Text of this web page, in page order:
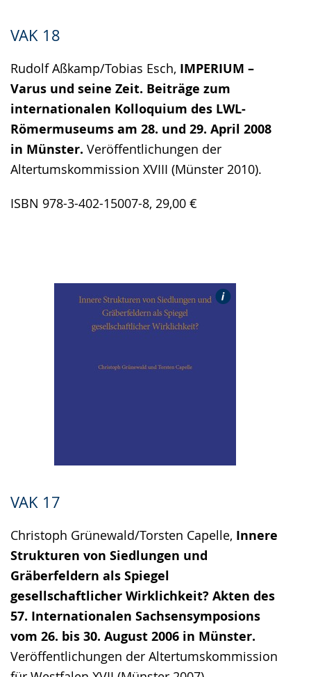
VAK 18
Rudolf Aßkamp/Tobias Esch, IMPERIUM –
Varus und seine Zeit. Beiträge zum
internationalen Kolloquium des LWL-
Römermuseums am 28. und 29. April 2008
in Münster. Veröffentlichungen der
Altertumskommission XVIII (Münster 2010).
ISBN 978-3-402-15007-8, 29,00 €
VAK 17
Christoph Grünewald/Torsten Capelle, Innere
Strukturen von Siedlungen und
Gräberfeldern als Spiegel
gesellschaftlicher Wirklichkeit? Akten des
57. Internationalen Sachsensymposions
vom 26. bis 30. August 2006 in Münster.
Veröffentlichungen der Altertumskommission